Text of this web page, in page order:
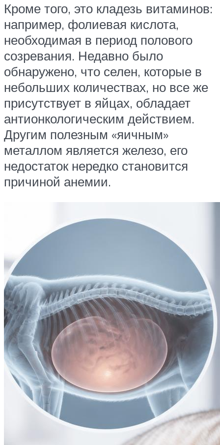
Кроме того, это кладезь витаминов:
например, фолиевая кислота,
необходимая в период полового
созревания. Недавно было
обнаружено, что селен, которые в
небольших количествах, но все же
присутствует в яйцах, обладает
антионкологическим действием.
Другим полезным «яичным»
металлом является железо, его
недостаток нередко становится
причиной анемии.